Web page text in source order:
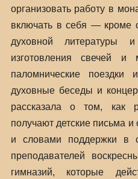
организовать работу в
включать в себя — кроме
духовной литературы
изготовления свечей
паломнические поездки
духовные беседы и
рассказала о том, как
получают детские письма и
и словами поддержки в
преподавателей
гимназий, которые